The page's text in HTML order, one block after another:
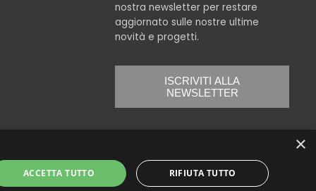
nostra newsletter per restare
aggiornato sulle nostre ultime
novità e progetti.
ISCRIVITI ALLA
NEWSLETTER
×
ACCETTA TUTTO RIFIUTA TUTTO